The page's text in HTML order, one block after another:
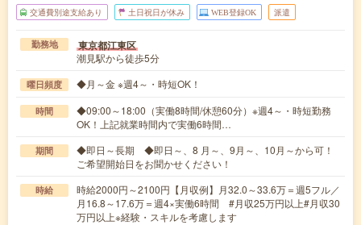
交通費別途支給あり 土日祝日が休み WEB登録OK 派遣
勤務地 東京都江東区
潮見駅から徒歩5分
曜日頻度 ◆月～金 ※週4～・時短OK！
時間
◆09:00～18:00（実働8時間/休憩60分）※週4～・時短勤務
OK！上記就業時間内で実働6時間…
期間
◆即日～長期 ◆即日～、8 月～、9月～、10月～から可！
ご希望開始日をお聞かせください！
時給
時給2000円～2100円【月収例】月32.0～33.6万＝週5フル／
月16.8～17.6万＝週4×実働6時間 #月収25万円以上#月収30
万円以上※経験・スキルを考慮します